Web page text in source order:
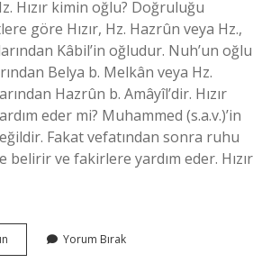
Hızır kimin oğlu? Doğruluğu
göre Hızır, Hz. Hazrûn veya Hz.,
Kâbil’in oğludur. Nuh’un oğlu
Belya b. Melkân veya Hz.
Hazrûn b. Amâyîl’dir. Hızır
eder mi? Muhammed (s.a.v.)’in
Fakat vefatından sonra ruhu
belirir ve fakirlere yardım eder. Hızır
Çocuk
Yorum Bırak